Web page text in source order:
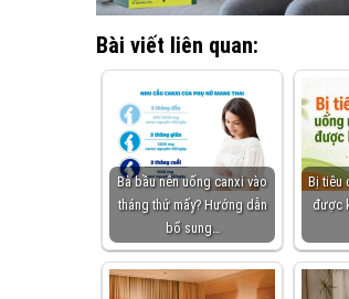
Bài viết liên quan:
Bà bầu nên uống canxi vào
tháng thứ mấy? Hướng dẫn
bổ sung…
Bị tiêu
được